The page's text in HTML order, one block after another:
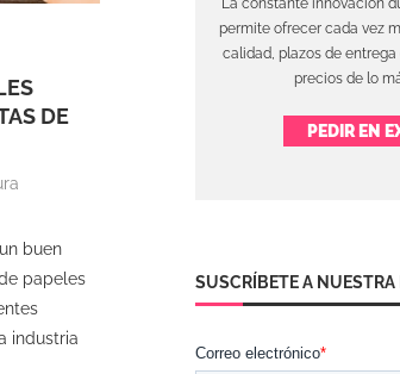
DE
buen
papeles
industria
permite ofrecer cada vez
calidad, plazos de
precios de lo
PEDIR EN
SUSCRÍBETE A